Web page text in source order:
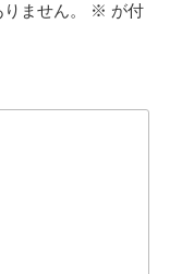
ません。 ※ が付